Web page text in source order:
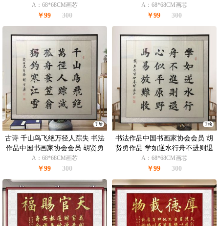
会员 胡贤勇作品 铝合金外框
A：68*68CM画芯
￥99 300
A：68*68CM画芯
￥99 300
手绘
古诗 千山鸟飞绝万径人踪失 书法
作品中国书画家协会会员 胡贤勇
作品
A：68*68CM画芯
￥99 300
手绘
书法作品中国书画家协会会员 胡
贤勇作品 学如逆水行舟不进则退
A：68*68CM画芯
￥99 300